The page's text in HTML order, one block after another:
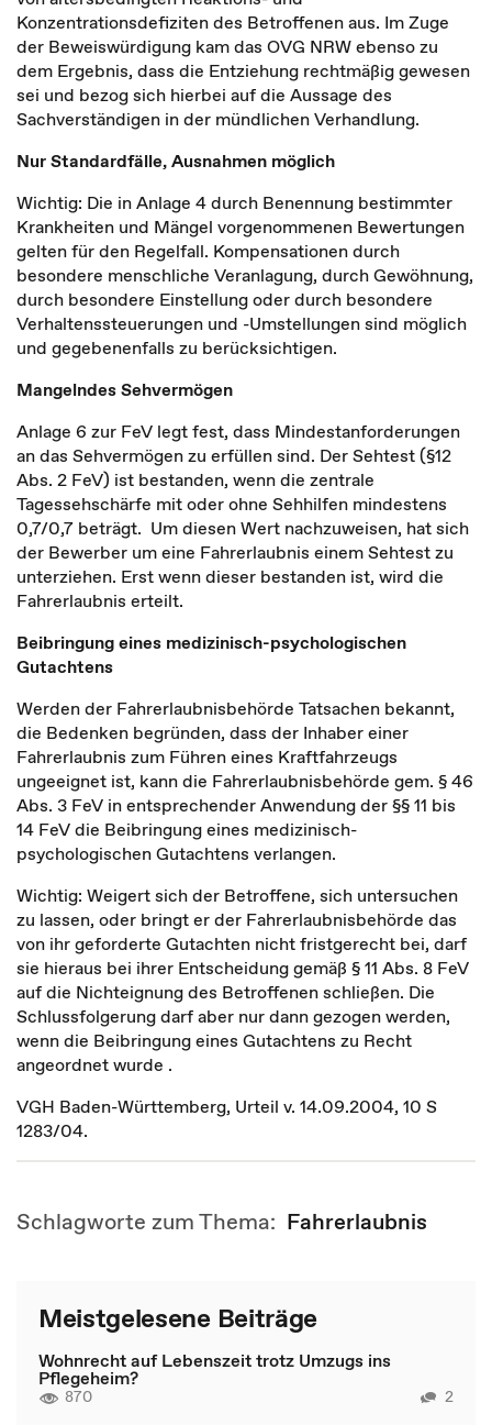
Konzentrationsdefiziten des Betroffenen aus. Im Zuge
der Beweiswürdigung kam das OVG NRW ebenso zu
dem Ergebnis, dass die Entziehung rechtmäßig gewesen
sei und bezog sich hierbei auf die Aussage des
Sachverständigen in der mündlichen Verhandlung.
Nur Standardfälle, Ausnahmen möglich
Wichtig: Die in Anlage 4 durch Benennung bestimmter
Krankheiten und Mängel vorgenommenen Bewertungen
gelten für den Regelfall. Kompensationen durch
besondere menschliche Veranlagung, durch Gewöhnung,
durch besondere Einstellung oder durch besondere
Verhaltenssteuerungen und -Umstellungen sind möglich
und gegebenenfalls zu berücksichtigen.
Mangelndes Sehvermögen
Anlage 6 zur FeV legt fest, dass Mindestanforderungen
an das Sehvermögen zu erfüllen sind. Der Sehtest (§12
Abs. 2 FeV) ist bestanden, wenn die zentrale
Tagessehschärfe mit oder ohne Sehhilfen mindestens
0,7/0,7 beträgt. Um diesen Wert nachzuweisen, hat sich
der Bewerber um eine Fahrerlaubnis einem Sehtest zu
unterziehen. Erst wenn dieser bestanden ist, wird die
Fahrerlaubnis erteilt.
Beibringung eines medizinisch-psychologischen
Gutachtens
Werden der Fahrerlaubnisbehörde Tatsachen bekannt,
die Bedenken begründen, dass der Inhaber einer
Fahrerlaubnis zum Führen eines Kraftfahrzeugs
ungeeignet ist, kann die Fahrerlaubnisbehörde gem. § 46
Abs. 3 FeV in entsprechender Anwendung der §§ 11 bis
14 FeV die Beibringung eines medizinisch-
psychologischen Gutachtens verlangen.
Wichtig: Weigert sich der Betroffene, sich untersuchen
zu lassen, oder bringt er der Fahrerlaubnisbehörde das
von ihr geforderte Gutachten nicht fristgerecht bei, darf
sie hieraus bei ihrer Entscheidung gemäß § 11 Abs. 8 FeV
auf die Nichteignung des Betroffenen schließen. Die
Schlussfolgerung darf aber nur dann gezogen werden,
wenn die Beibringung eines Gutachtens zu Recht
angeordnet wurde .
VGH Baden-Württemberg, Urteil v. 14.09.2004, 10 S
1283/04.
Schlagworte zum Thema: Fahrerlaubnis
Meistgelesene Beiträge
Wohnrecht auf Lebenszeit trotz Umzugs ins
Pflegeheim?
870 2